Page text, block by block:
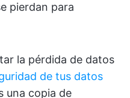
pierdan para
la pérdida de datos
de tus datos
una copia de